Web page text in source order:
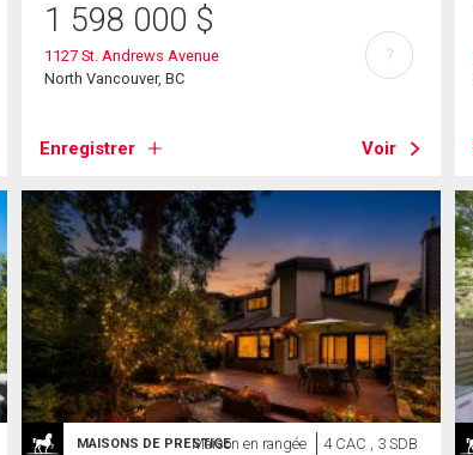
1 598 000 $
1127 St. Andrews Avenue
North Vancouver, BC
Enregistrer Voir
?
MAISONS DE PRESTIGEMaison en rangée 4 CAC , 3 SDB